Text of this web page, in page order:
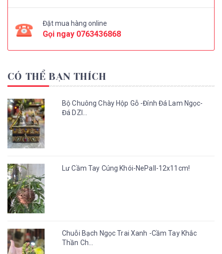
Đặt mua hàng online
Gọi ngay 0763436868
CÓ THỂ BẠN THÍCH
Bộ Chuông Chày Hộp Gỗ -Đính Đá Lam Ngọc-
Đá DZI...
Lư Cầm Tay Cúng Khói-NePall-12x11cm!
Chuỗi Bạch Ngọc Trai Xanh -Cầm Tay Khắc
Thần Ch...